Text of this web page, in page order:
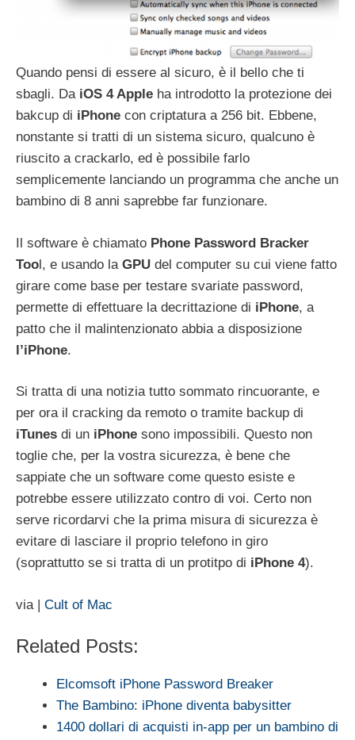
Quando pensi di essere al sicuro, è il bello che ti
sbagli. Da iOS 4 Apple ha introdotto la protezione dei
bakcup di iPhone con criptatura a 256 bit. Ebbene,
nonstante si tratti di un sistema sicuro, qualcuno è
riuscito a crackarlo, ed è possibile farlo
semplicemente lanciando un programma che anche un
bambino di 8 anni saprebbe far funzionare.
Il software è chiamato Phone Password Bracker
Tool, e usando la GPU del computer su cui viene fatto
girare come base per testare svariate password,
permette di effettuare la decrittazione di iPhone, a
patto che il malintenzionato abbia a disposizione
l’iPhone.
Si tratta di una notizia tutto sommato rincuorante, e
per ora il cracking da remoto o tramite backup di
iTunes di un iPhone sono impossibili. Questo non
toglie che, per la vostra sicurezza, è bene che
sappiate che un software come questo esiste e
potrebbe essere utilizzato contro di voi. Certo non
serve ricordarvi che la prima misura di sicurezza è
evitare di lasciare il proprio telefono in giro
(soprattutto se si tratta di un protitpo di iPhone 4).
via | Cult of Mac
Related Posts:
Elcomsoft iPhone Password Breaker
The Bambino: iPhone diventa babysitter
1400 dollari di acquisti in-app per un bambino di